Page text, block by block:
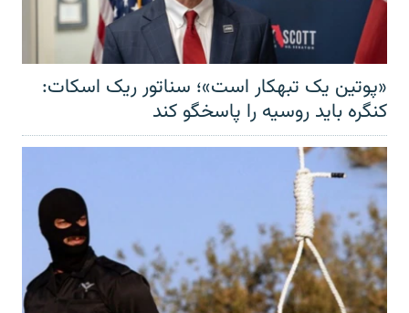
«پوتین یک تبهکار است»؛ سناتور ریک اسکات:
کنگره باید روسیه را پاسخگو کند